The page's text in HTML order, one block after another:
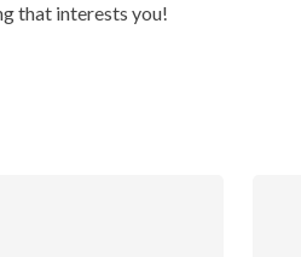
that interests you!